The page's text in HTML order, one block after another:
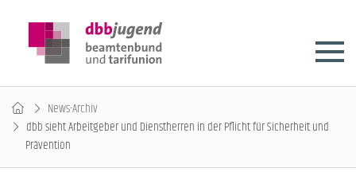
News-Archiv
dbb sieht Arbeitgeber und Dienstherren in der Pflicht für Sicherheit und
Prävention